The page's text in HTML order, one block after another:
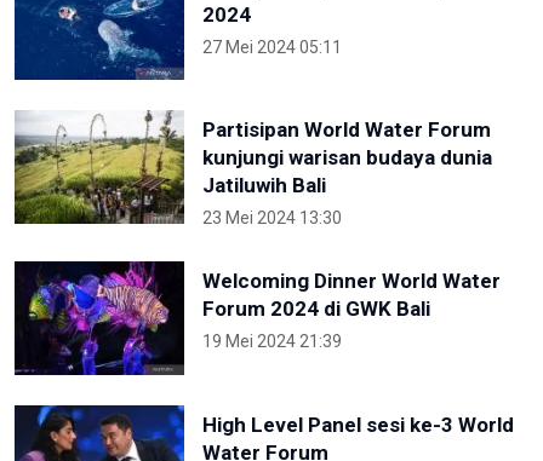
2024
27 Mei 2024 05:11
Partisipan World Water Forum
kunjungi warisan budaya dunia
Jatiluwih Bali
23 Mei 2024 13:30
Welcoming Dinner World Water
Forum 2024 di GWK Bali
19 Mei 2024 21:39
High Level Panel sesi ke-3 World
Water Forum